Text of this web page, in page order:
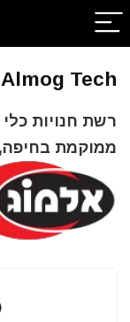
Almog Tech
רשת חנויות
ממוקמת בחיפה,